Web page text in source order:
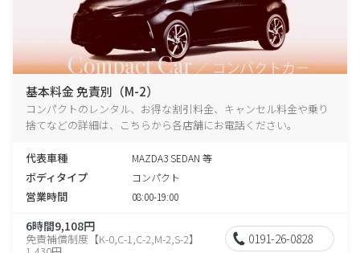
基本料金 免責別（M-2）
コンパクトのレンタル、お得な割引料金、キャンセル料金や乗り
捨てなどの詳細は、こちらから各店舗にお電話ください。
代表車種 MAZDA3 SEDAN 等
ボディタイプ コンパクト
営業時間 08:00-19:00
6時間9,108円
免責補償制度【K-0,C-1,C-2,M-2,S-2】 0191-26-0828